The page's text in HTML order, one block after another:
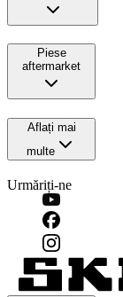
Piese
aftermarket
Aflați mai
multe
Urmăriți-ne